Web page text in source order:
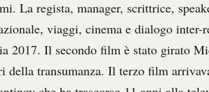
La regista, manager, scrittrice,
viaggi, cinema e dialogo
2017. Il secondo film è stato girato
della transumanza. Il terzo film